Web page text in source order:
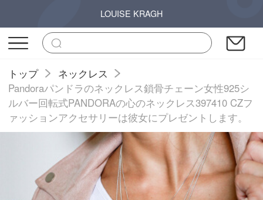
LOUISE KRAGH
トップ
ネックレス
Pandoraパンドラのネックレス鎖骨チェーン女性925シ
ルバー回転式PANDORAの心のネックレス397410 CZフ
ァッションアクセサリーは彼女にプレゼントします。